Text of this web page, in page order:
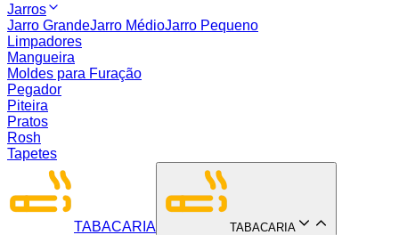
Jarros
Jarro GrandeJarro MédioJarro Pequeno
Limpadores
Mangueira
Moldes para Furação
Pegador
Piteira
Pratos
Rosh
Tapetes
TABACARIA TABACARIA